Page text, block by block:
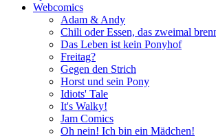
Webcomics
Adam & Andy
Chili oder Essen, das zweimal
Das Leben ist kein Ponyhof
Freitag?
Gegen den Strich
Horst und sein Pony
Idiots' Tale
It's Walky!
Jam Comics
Oh nein! Ich bin ein Mädchen!